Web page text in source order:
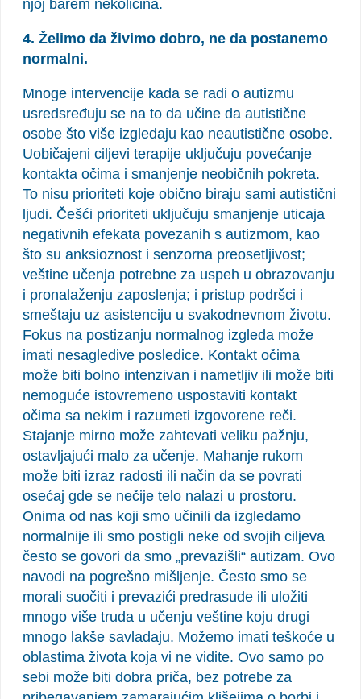
njoj barem nekolicina.
4. Želimo da živimo dobro, ne da postanemo
normalni.
Mnoge intervencije kada se radi o autizmu
usredsređuju se na to da učine da autistične
osobe što više izgledaju kao neautistične osobe.
Uobičajeni ciljevi terapije uključuju povećanje
kontakta očima i smanjenje neobičnih pokreta.
To nisu prioriteti koje obično biraju sami autistični
ljudi. Češći prioriteti uključuju smanjenje uticaja
negativnih efekata povezanih s autizmom, kao
što su anksioznost i senzorna preosetljivost;
veštine učenja potrebne za uspeh u obrazovanju
i pronalaženju zaposlenja; i pristup podršci i
smeštaju uz asistenciju u svakodnevnom životu.
Fokus na postizanju normalnog izgleda može
imati nesagledive posledice. Kontakt očima
može biti bolno intenzivan i nametljiv ili može biti
nemoguće istovremeno uspostaviti kontakt
očima sa nekim i razumeti izgovorene reči.
Stajanje mirno može zahtevati veliku pažnju,
ostavljajući malo za učenje. Mahanje rukom
može biti izraz radosti ili način da se povrati
osećaj gde se nečije telo nalazi u prostoru.
Onima od nas koji smo učinili da izgledamo
normalnije ili smo postigli neke od svojih ciljeva
često se govori da smo „prevazišli“ autizam. Ovo
navodi na pogrešno mišljenje. Često smo se
morali suočiti i prevazići predrasude ili uložiti
mnogo više truda u učenju veštine koju drugi
mnogo lakše savladaju. Možemo imati teškoće u
oblastima života koja vi ne vidite. Ovo samo po
sebi može biti dobra priča, bez potrebe za